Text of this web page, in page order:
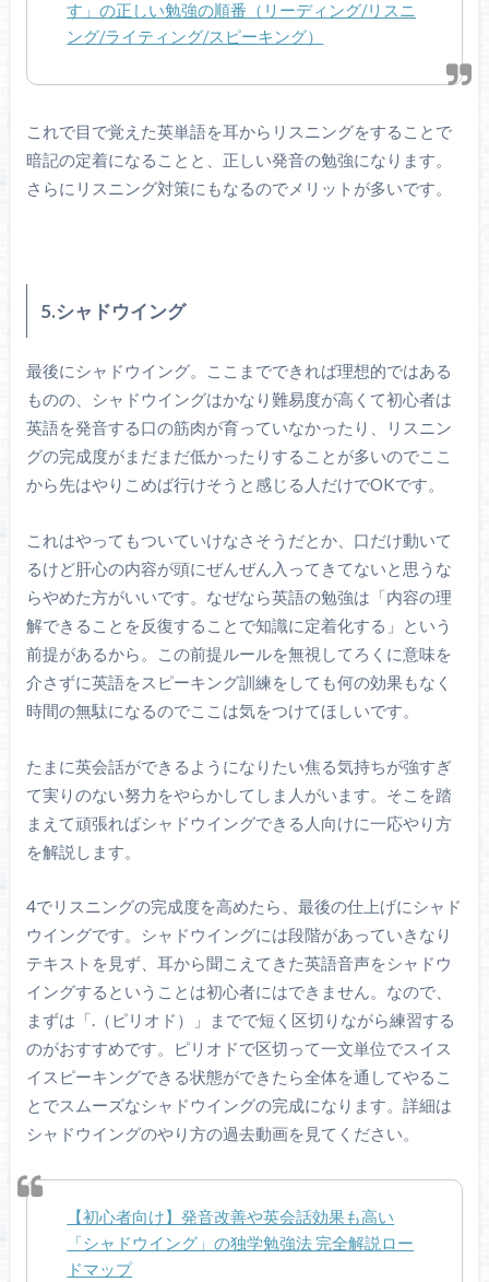
す」の正しい勉強の順番（リーディング/リスニ
ング/ライティング/スピーキング）
これで目で覚えた英単語を耳からリスニングをすることで
暗記の定着になることと、正しい発音の勉強になります。
さらにリスニング対策にもなるのでメリットが多いです。
5.シャドウイング
最後にシャドウイング。ここまでできれば理想的ではある
ものの、シャドウイングはかなり難易度が高くて初心者は
英語を発音する口の筋肉が育っていなかったり、リスニン
グの完成度がまだまだ低かったりすることが多いのでここ
から先はやりこめば行けそうと感じる人だけでOKです。
これはやってもついていけなさそうだとか、口だけ動いて
るけど肝心の内容が頭にぜんぜん入ってきてないと思うな
らやめた方がいいです。なぜなら英語の勉強は「内容の理
解できることを反復することで知識に定着化する」という
前提があるから。この前提ルールを無視してろくに意味を
介さずに英語をスピーキング訓練をしても何の効果もなく
時間の無駄になるのでここは気をつけてほしいです。
たまに英会話ができるようになりたい焦る気持ちが強すぎ
て実りのない努力をやらかしてしま人がいます。そこを踏
まえて頑張ればシャドウイングできる人向けに一応やり方
を解説します。
4でリスニングの完成度を高めたら、最後の仕上げにシャド
ウイングです。シャドウイングには段階があっていきなり
テキストを見ず、耳から聞こえてきた英語音声をシャドウ
イングするということは初心者にはできません。なので、
まずは「.（ピリオド）」までで短く区切りながら練習する
のがおすすめです。ピリオドで区切って一文単位でスイス
イスピーキングできる状態ができたら全体を通してやるこ
とでスムーズなシャドウイングの完成になります。詳細は
シャドウイングのやり方の過去動画を見てください。
【初心者向け】発音改善や英会話効果も高い
「シャドウイング」の独学勉強法 完全解説ロー
ドマップ